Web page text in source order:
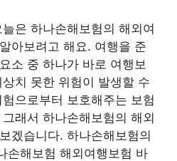
은 하나손해보험의 해외여
아보려고 해요. 여행을 준
소 중 하나가 바로 여행보
치 못한 위험이 발생할 수
으로부터 보호해주는 보험
래서 하나손해보험의 해외
겠습니다. 하나손해보험의
손해보험 해외여행보험 바